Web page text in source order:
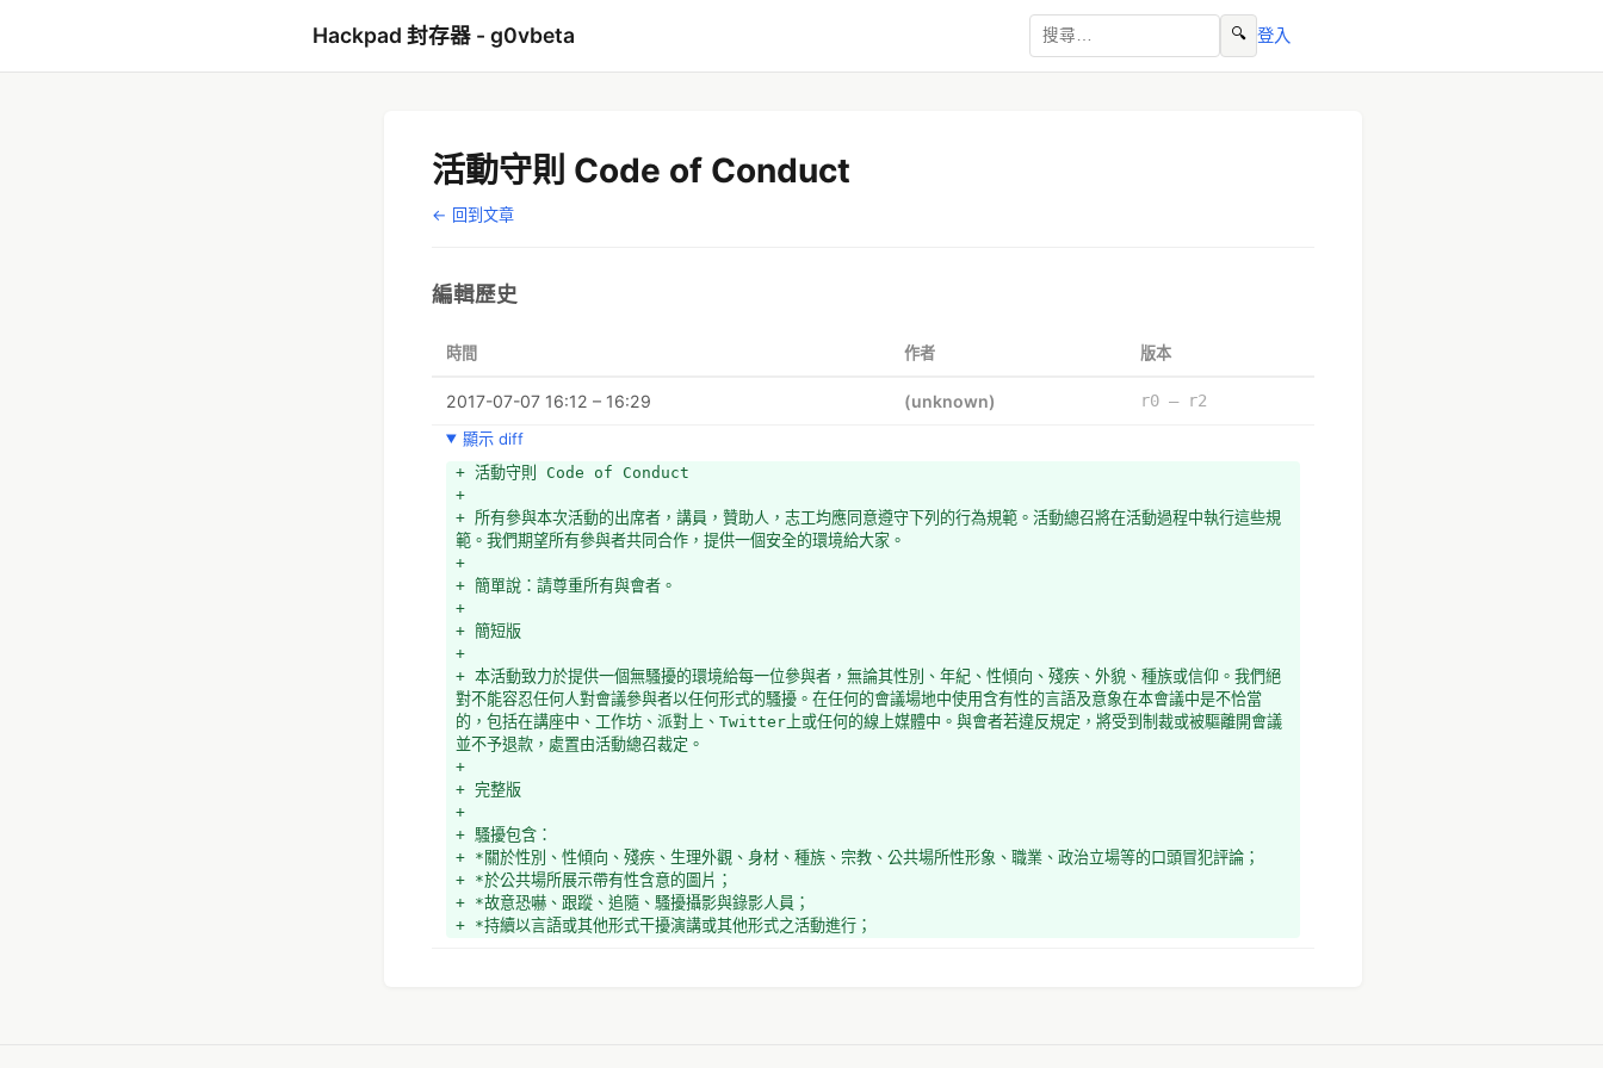
Hackpad 封存器 - g0vbeta 🔍 登入
活動守則 Code of Conduct
← 回到文章
編輯歷史
時間 作者 版本
2017-07-07 16:12 – 16:29 (unknown)
r0 – r2
顯示 diff
+ 活動守則 Code of Conduct
+
+ 所有參與本次活動的出席者，講員，贊助人，志工均應同意遵守下列的行為規範。活動總召將在活動過程中執行這些規
範。我們期望所有參與者共同合作，提供一個安全的環境給大家。
+
+ 簡單說：請尊重所有與會者。
+
+ 簡短版
+
+ 本活動致力於提供一個無騷擾的環境給每一位參與者，無論其性別、年紀、性傾向、殘疾、外貌、種族或信仰。我們絕
對不能容忍任何人對會議參與者以任何形式的騷擾。在任何的會議場地中使用含有性的言語及意象在本會議中是不恰當
的，包括在講座中、工作坊、派對上、Twitter上或任何的線上媒體中。與會者若違反規定，將受到制裁或被驅離開會議
並不予退款，處置由活動總召裁定。
+
+ 完整版
+
+ 騷擾包含：
+ *關於性別、性傾向、殘疾、生理外觀、身材、種族、宗教、公共場所性形象、職業、政治立場等的口頭冒犯評論；
+ *於公共場所展示帶有性含意的圖片；
+ *故意恐嚇、跟蹤、追隨、騷擾攝影與錄影人員；
+ *持續以言語或其他形式干擾演講或其他形式之活動進行；